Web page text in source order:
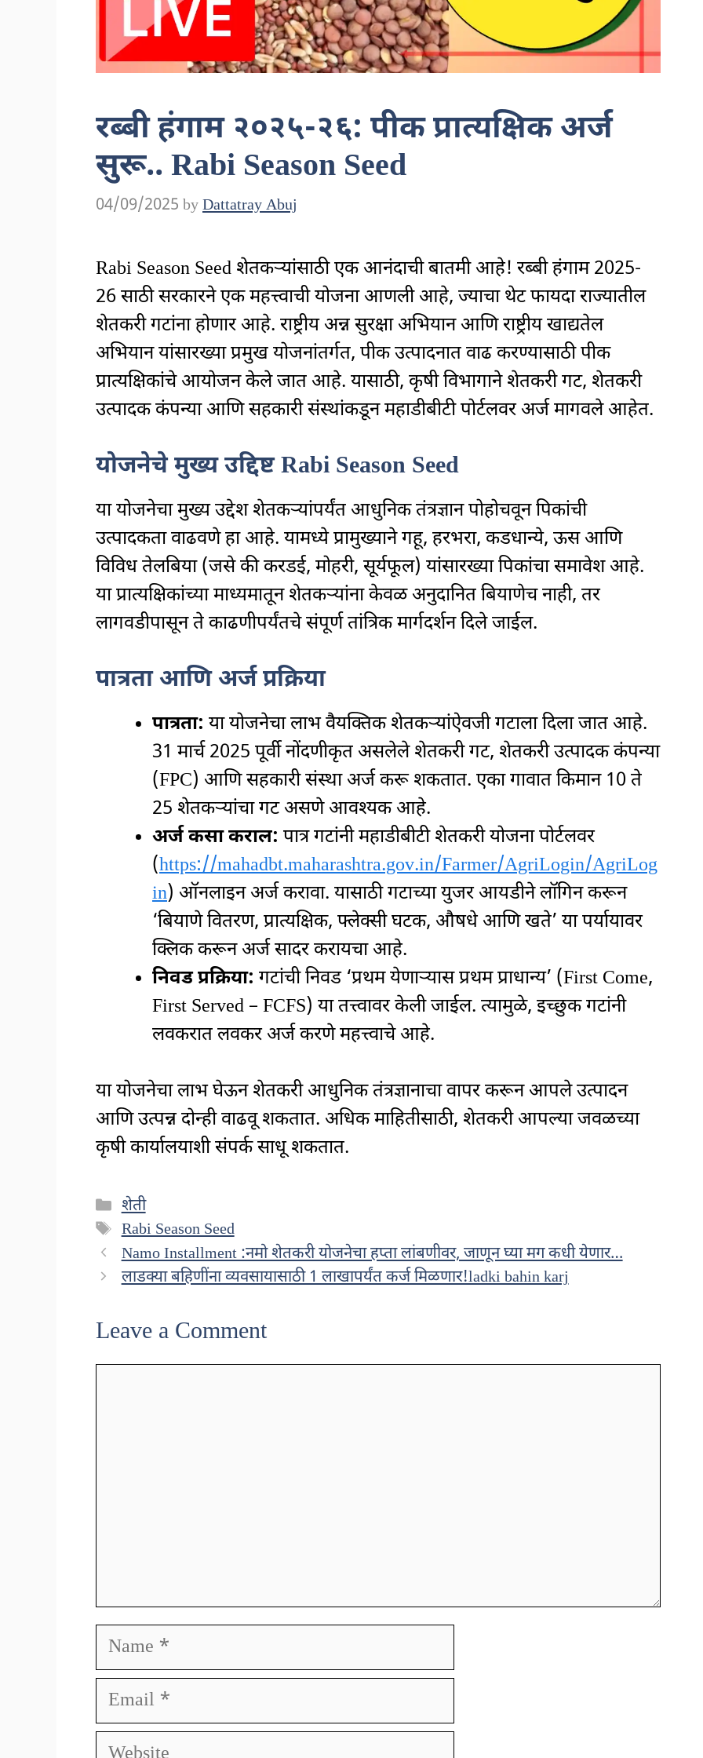
रब्बी हंगाम २०२५-२६: पीक प्रात्यक्षिक अर्ज
सुरू.. Rabi Season Seed
04/09/2025 byDattatray Abuj
Rabi Season Seed शेतकऱ्यांसाठी एक आनंदाची बातमी आहे! रब्बी हंगाम 2025-
26 साठी सरकारने एक महत्त्वाची योजना आणली आहे, ज्याचा थेट फायदा राज्यातील
शेतकरी गटांना होणार आहे. राष्ट्रीय अन्न सुरक्षा अभियान आणि राष्ट्रीय खाद्यतेल
अभियान यांसारख्या प्रमुख योजनांतर्गत, पीक उत्पादनात वाढ करण्यासाठी पीक
प्रात्यक्षिकांचे आयोजन केले जात आहे. यासाठी, कृषी विभागाने शेतकरी गट, शेतकरी
उत्पादक कंपन्या आणि सहकारी संस्थांकडून महाडीबीटी पोर्टलवर अर्ज मागवले आहेत.
योजनेचे मुख्य उद्दिष्टRabi Season Seed
या योजनेचा मुख्य उद्देश शेतकऱ्यांपर्यंत आधुनिक तंत्रज्ञान पोहोचवून पिकांची
उत्पादकता वाढवणे हा आहे. यामध्ये प्रामुख्याने गहू, हरभरा, कडधान्ये, ऊस आणि
विविध तेलबिया (जसे की करडई, मोहरी, सूर्यफूल) यांसारख्या पिकांचा समावेश आहे.
या प्रात्यक्षिकांच्या माध्यमातून शेतकऱ्यांना केवळ अनुदानित बियाणेच नाही, तर
लागवडीपासून ते काढणीपर्यंतचे संपूर्ण तांत्रिक मार्गदर्शन दिले जाईल.
पात्रता आणि अर्ज प्रक्रिया
पात्रता: या योजनेचा लाभ वैयक्तिक शेतकऱ्यांऐवजी गटाला दिला जात आहे.
31 मार्च 2025 पूर्वी नोंदणीकृत असलेले शेतकरी गट, शेतकरी उत्पादक कंपन्या
(FPC) आणि सहकारी संस्था अर्ज करू शकतात. एका गावात किमान 10 ते
25 शेतकऱ्यांचा गट असणे आवश्यक आहे.
अर्ज कसा कराल: पात्र गटांनी महाडीबीटी शेतकरी योजना पोर्टलवर
(https://mahadbt.maharashtra.gov.in/Farmer/AgriLogin/AgriLog
in) ऑनलाइन अर्ज करावा. यासाठी गटाच्या युजर आयडीने लॉगिन करून
‘बियाणे वितरण, प्रात्यक्षिक, फ्लेक्सी घटक, औषधे आणि खते’ या पर्यायावर
क्लिक करून अर्ज सादर करायचा आहे.
निवड प्रक्रिया: गटांची निवड ‘प्रथम येणाऱ्यास प्रथम प्राधान्य’ (First Come,
First Served – FCFS) या तत्त्वावर केली जाईल. त्यामुळे, इच्छुक गटांनी
लवकरात लवकर अर्ज करणे महत्त्वाचे आहे.
या योजनेचा लाभ घेऊन शेतकरी आधुनिक तंत्रज्ञानाचा वापर करून आपले उत्पादन
आणि उत्पन्न दोन्ही वाढवू शकतात. अधिक माहितीसाठी, शेतकरी आपल्या जवळच्या
कृषी कार्यालयाशी संपर्क साधू शकतात.
Categories
शेती
Tags
Rabi Season Seed
Namo Installment :नमो शेतकरी योजनेचा हप्ता लांबणीवर, जाणून घ्या मग कधी येणार…
लाडक्या बहिणींना व्यवसायासाठी 1 लाखापर्यंत कर्ज मिळणार!ladki bahin karj
Leave a Comment
Name
Email
Website